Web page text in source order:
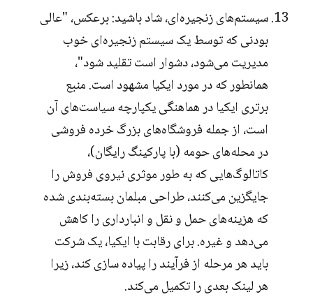
سیستم‌های زنجیره‌ای، شاد باشید: برعکس، "عالی
بودنی که توسط یک سیستم زنجیره‌ای خوب
مدیریت می‌شود، دشوار است تقلید شود"،
همانطور که در مورد ایکیا مشهود است. منبع
برتری ایکیا در هماهنگی یکپارچه سیاست‌های آن
است، از جمله فروشگاه‌های بزرگ خرده فروشی
در محله‌های حومه (با پارکینگ رایگان)،
کاتالوگ‌هایی که به طور موثری نیروی فروش را
جایگزین می‌کنند، طراحی مبلمان بسته‌بندی شده
که هزینه‌های حمل و نقل و انبارداری را کاهش
می‌دهد و غیره. برای رقابت با ایکیا، یک شرکت
باید هر مرحله از فرآیند را پیاده سازی کند، زیرا
هر لینک بعدی را تکمیل می‌کند.